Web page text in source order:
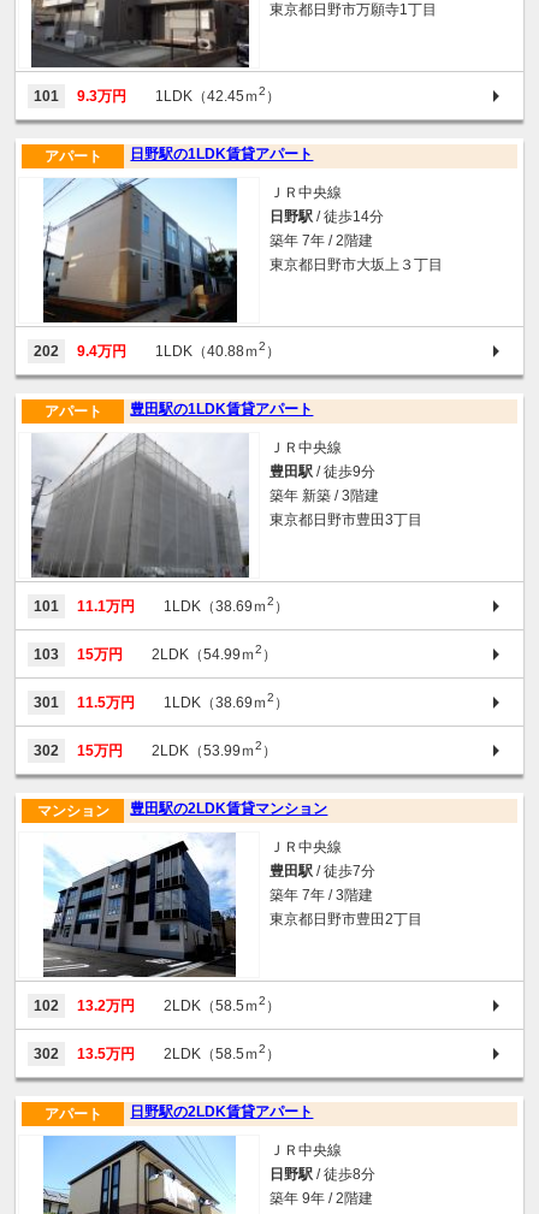
東京都日野市万願寺1丁目
101 9.3万円 1LDK（42.45ｍ2 ）
日野駅の1LDK賃貸アパート
アパート
ＪＲ中央線
日野駅 / 徒歩14分
築年 7年 / 2階建
東京都日野市大坂上３丁目
202 9.4万円 1LDK（40.88ｍ2 ）
豊田駅の1LDK賃貸アパート
アパート
ＪＲ中央線
豊田駅 / 徒歩9分
築年 新築 / 3階建
東京都日野市豊田3丁目
101 11.1万円 1LDK（38.69ｍ2 ）
103 15万円 2LDK（54.99ｍ2 ）
301 11.5万円 1LDK（38.69ｍ2 ）
302 15万円 2LDK（53.99ｍ2 ）
豊田駅の2LDK賃貸マンション
マンション
ＪＲ中央線
豊田駅 / 徒歩7分
築年 7年 / 3階建
東京都日野市豊田2丁目
102 13.2万円 2LDK（58.5ｍ2 ）
302 13.5万円 2LDK（58.5ｍ2 ）
日野駅の2LDK賃貸アパート
アパート
ＪＲ中央線
日野駅 / 徒歩8分
築年 9年 / 2階建